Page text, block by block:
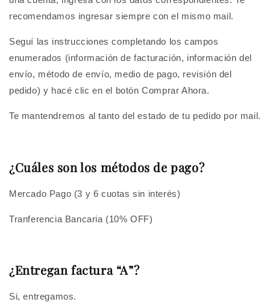
recomendamos ingresar siempre con el mismo mail.
Seguí las instrucciones completando los campos
enumerados (información de facturación, información del
envío, método de envío, medio de pago, revisión del
pedido) y hacé clic en el botón Comprar Ahora.
Te mantendremos al tanto del estado de tu pedido por mail.
¿Cuáles son los métodos de pago?
Mercado Pago (3 y 6 cuotas sin interés)
Tranferencia Bancaria (10% OFF)
¿Entregan factura “A”?
Si, entregamos.